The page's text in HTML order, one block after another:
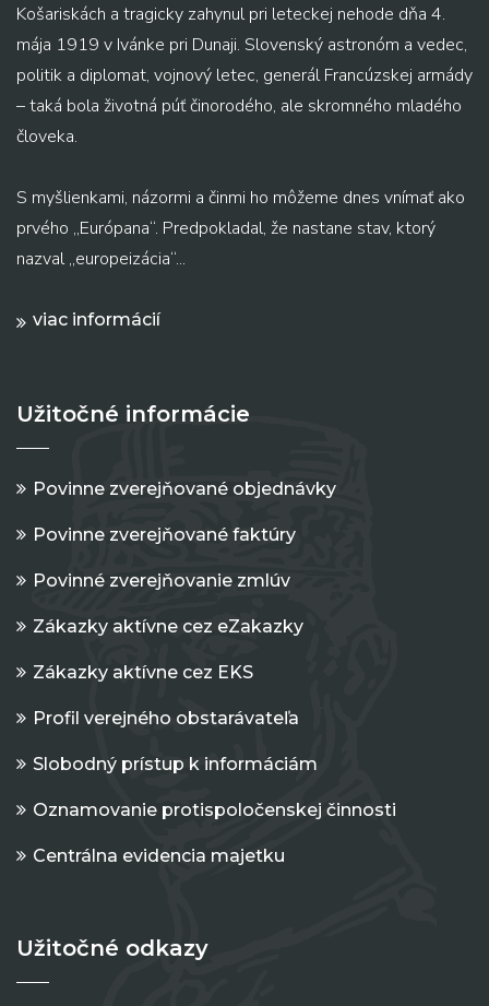
Košariskách a tragicky zahynul pri leteckej nehode dňa 4.
mája 1919 v Ivánke pri Dunaji. Slovenský astronóm a vedec,
politik a diplomat, vojnový letec, generál Francúzskej armády
– taká bola životná púť činorodého, ale skromného mladého
človeka.
S myšlienkami, názormi a činmi ho môžeme dnes vnímať ako
prvého „Európana“. Predpokladal, že nastane stav, ktorý
nazval „europeizácia“...
viac informácií
Užitočné informácie
Povinne zverejňované objednávky
Povinne zverejňované faktúry
Povinné zverejňovanie zmlúv
Zákazky aktívne cez eZakazky
Zákazky aktívne cez EKS
Profil verejného obstarávateľa
Slobodný prístup k informáciám
Oznamovanie protispoločenskej činnosti
Centrálna evidencia majetku
Užitočné odkazy